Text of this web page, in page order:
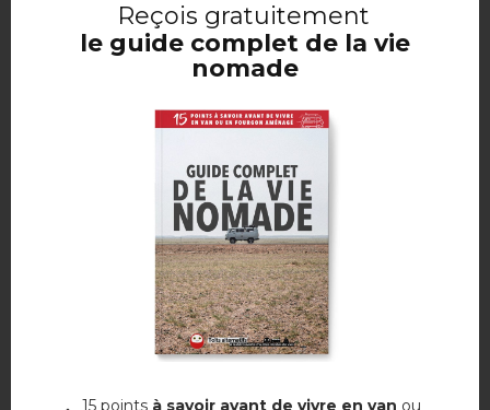
Reçois gratuitement
le guide complet de la vie
nomade
15 points à savoir avant de vivre en van ou